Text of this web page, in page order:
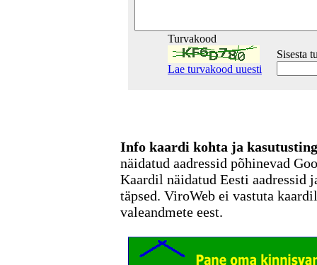
Turvakood
Lae turvakood uuesti
Sisesta
Info kaardi kohta ja
näidatud aadressid põhinevad
Kaardil näidatud Eesti aadressid
täpsed. ViroWeb ei vastuta
valeandmete eest.